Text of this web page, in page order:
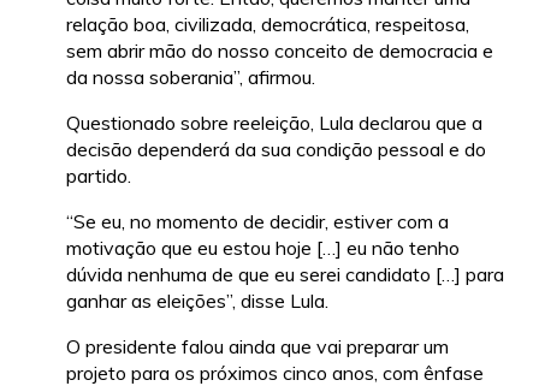
relação boa, civilizada, democrática, respeitosa,
sem abrir mão do nosso conceito de democracia e
da nossa soberania”, afirmou.
Questionado sobre reeleição, Lula declarou que a
decisão dependerá da sua condição pessoal e do
partido.
“Se eu, no momento de decidir, estiver com a
motivação que eu estou hoje […] eu não tenho
dúvida nenhuma de que eu serei candidato […] para
ganhar as eleições”, disse Lula.
O presidente falou ainda que vai preparar um
projeto para os próximos cinco anos, com ênfase